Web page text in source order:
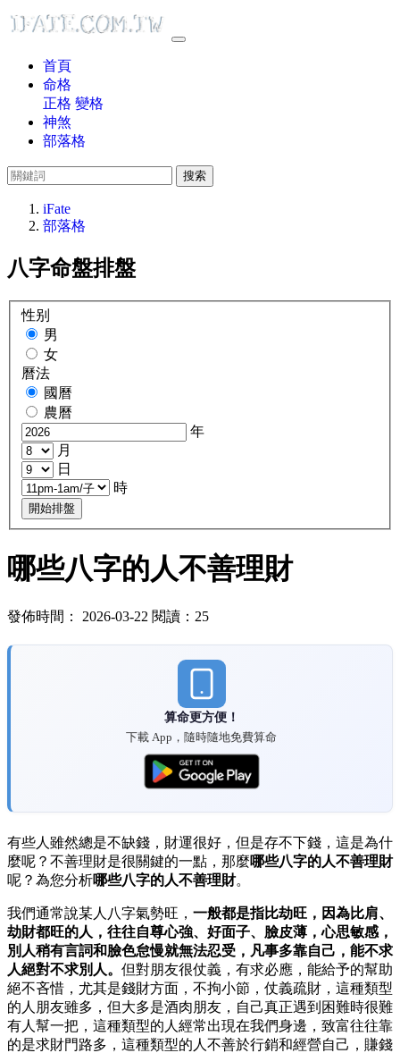
首頁
命格
正格 變格
神煞
部落格
搜索
iFate
部落格
八字命盤排盤
性别
男
女
曆法
國曆
農曆
年
月
日
時
開始排盤
哪些八字的人不善理財
發佈時間： 2026-03-22 閱讀：25
算命更方便！
下載 App，隨時隨地免費算命
有些人雖然總是不缺錢，財運很好，但是存不下錢，這是為什
麼呢？不善理財是很關鍵的一點，那麼哪些八字的人不善理財
呢？為您分析哪些八字的人不善理財。
我們通常說某人八字氣勢旺， 一般都是指比劫旺，因為比肩、
劫財都旺的人，往往自尊心強、好面子、臉皮薄，心思敏感，
別人稍有言詞和臉色怠慢就無法忍受，凡事多靠自己，能不求
人絕對不求別人。 但對朋友很仗義，有求必應，能給予的幫助
絕不吝惜，尤其是錢財方面，不拘小節，仗義疏財，這種類型
的人朋友雖多，但大多是酒肉朋友，自己真正遇到困難時很難
有人幫一把，這種類型的人經常出現在我們身邊，致富往往靠
的是求財門路多，這種類型的人不善於行銷和經營自己，賺錢